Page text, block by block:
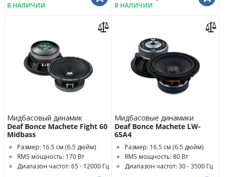
В НАЛИЧИИ
В НАЛИЧИИ
Мидбасовый динамик
Deaf Bonce Machete Fight 60
Midbass
Размер: 16.5 см (6.5 дюйм)
RMS мощность: 170 Вт
Диапазон частот: 65 - 12000 Гц
Мидбасовые динамики
Deaf Bonce Machete LW-
65A4
Размер: 16.5 см (6.5 дюйм)
RMS мощность: 80 Вт
Диапазон частот: 30 - 3500 Гц